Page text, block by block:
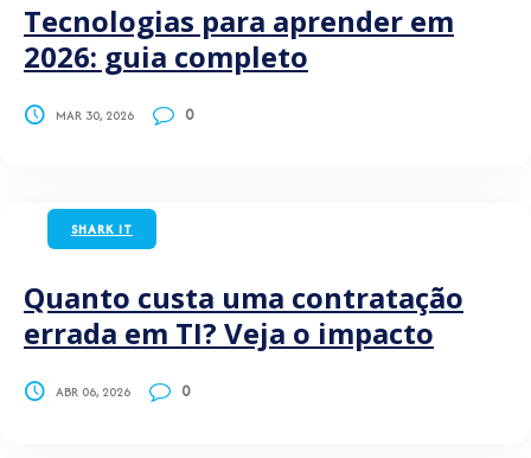
Tecnologias para aprender em
2026: guia completo
MAR 30, 2026 0
SHARK IT
Quanto custa uma contratação
errada em TI? Veja o impacto
ABR 06, 2026 0